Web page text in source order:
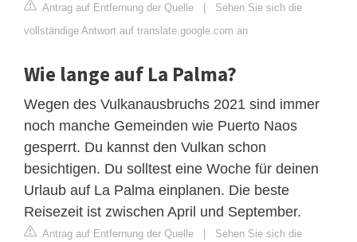
Antrag auf Entfernung der Quelle | Sehen Sie sich die
vollständige Antwort auf translate.google.com an
Wie lange auf La Palma?
Wegen des Vulkanausbruchs 2021 sind immer
noch manche Gemeinden wie Puerto Naos
gesperrt. Du kannst den Vulkan schon
besichtigen. Du solltest eine Woche für deinen
Urlaub auf La Palma einplanen. Die beste
Reisezeit ist zwischen April und September.
Antrag auf Entfernung der Quelle | Sehen Sie sich die